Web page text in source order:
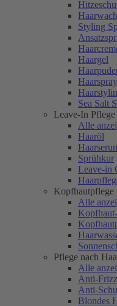
Styling
Haargel
Haarspray
Sea Salt
Leave-In Pflege
Alle
Haaröl
Sprühkur
Leave-in
Kopfhautpflege
Alle
Pflege nach
Alle
Anti-Frizz
Anti-
Blondes